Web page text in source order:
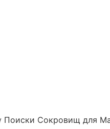
Поиски Сокровищ для